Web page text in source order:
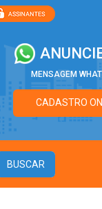
MENSAGEM
CADASTRO